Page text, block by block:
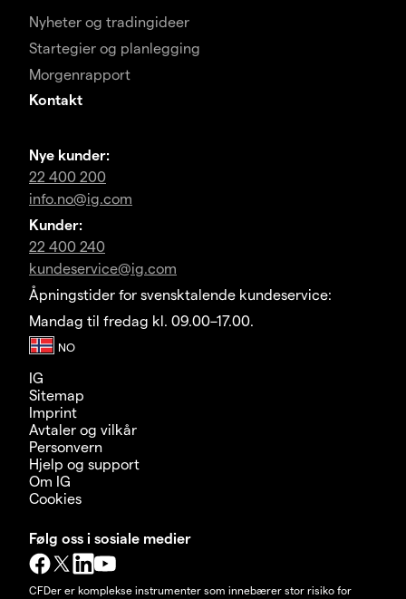
Nyheter og tradingideer
Startegier og planlegging
Morgenrapport
Kontakt
Nye kunder:
22 400 200
info.no@ig.com
Kunder:
22 400 240
kundeservice@ig.com
Åpningstider for svensktalende kundeservice:
Mandag til fredag kl. 09.00–17.00.
IG
Sitemap
Imprint
Avtaler og vilkår
Personvern
Hjelp og support
Om IG
Cookies
Følg oss i sosiale medier
CFDer er komplekse instrumenter som innebærer stor risiko for